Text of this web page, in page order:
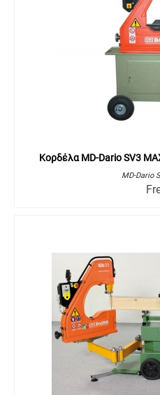
Κορδέλα MD-Dario SV3
MD-Dario